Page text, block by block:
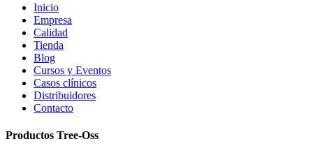
Inicio
Empresa
Calidad
Tienda
Blog
Cursos y Eventos
Casos clínicos
Distribuidores
Contacto
Productos Tree-Oss